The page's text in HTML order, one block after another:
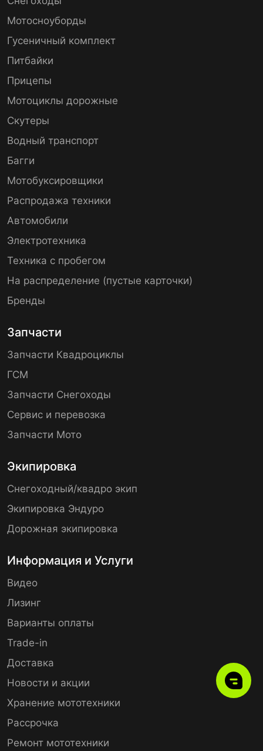
Мотосноуборды
Гусеничный комплект
Питбайки
Прицепы
Мотоциклы дорожные
Скутеры
Водный транспорт
Багги
Мотобуксировщики
Распродажа техники
Автомобили
Электротехника
Техника с пробегом
На распределение (пустые карточки)
Бренды
Запчасти
Запчасти Квадроциклы
ГСМ
Запчасти Снегоходы
Сервис и перевозка
Запчасти Мото
Экипировка
Снегоходный/квадро экип
Экипировка Эндуро
Дорожная экипировка
Информация и Услуги
Видео
Лизинг
Варианты оплаты
Trade-in
Доставка
Новости и акции
Хранение мототехники
Рассрочка
Ремонт мототехники